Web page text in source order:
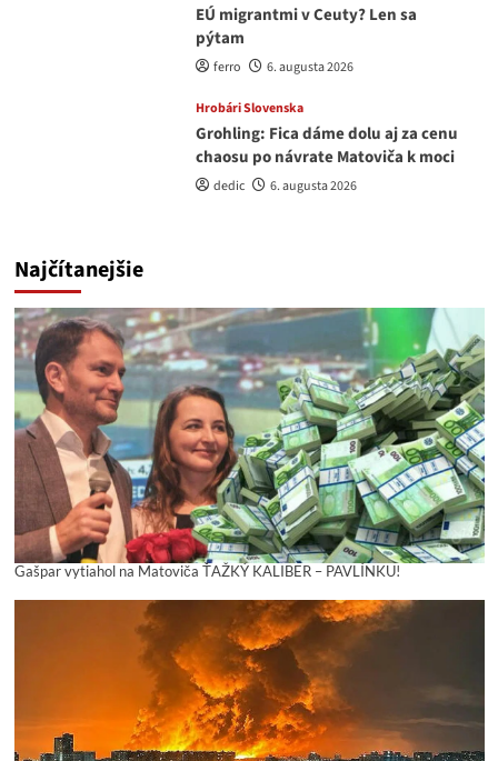
EÚ migrantmi v Ceuty? Len sa
pýtam
ferro 6. augusta 2026
Hrobári Slovenska
Grohling: Fica dáme dolu aj za cenu
chaosu po návrate Matoviča k moci
dedic 6. augusta 2026
Najčítanejšie
Gašpar vytiahol na Matoviča ŤAŽKÝ KALIBER – PAVLÍNKU!